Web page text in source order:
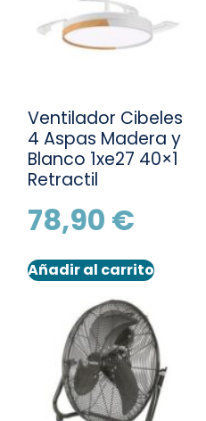
Ventilador Cibeles
4 Aspas Madera y
Blanco 1xe27 40×1
Retractil
78,90 €
Añadir al carrito